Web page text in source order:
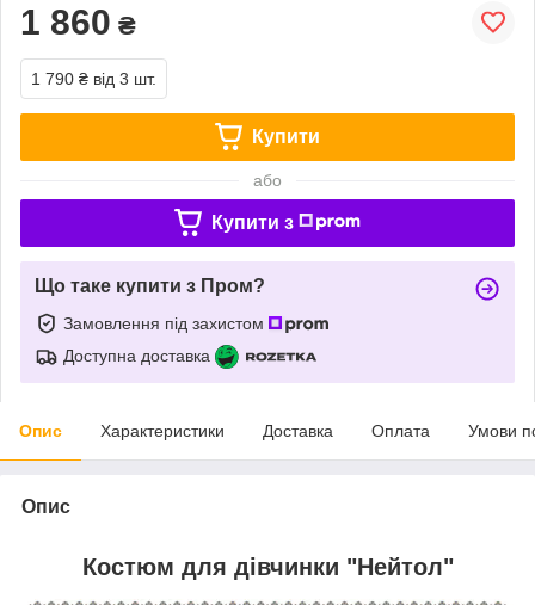
1 860 ₴
1 790 ₴ від 3 шт.
Купити
або
Купити з
Що таке купити з Пром?
Замовлення під захистом
Доступна доставка
Опис Характеристики Доставка Оплата Умови
Опис
Костюм для дівчинки "Нейтол"